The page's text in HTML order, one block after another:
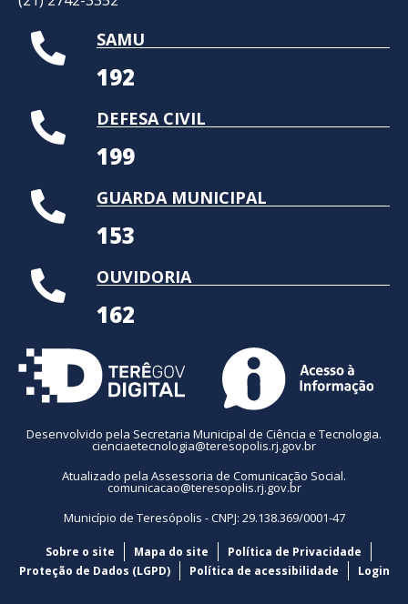
SAMU
192
DEFESA CIVIL
199
GUARDA MUNICIPAL
153
OUVIDORIA
162
Desenvolvido pela Secretaria Municipal de Ciência e Tecnologia.
cienciaetecnologia@teresopolis.rj.gov.br
Atualizado pela Assessoria de Comunicação Social.
comunicacao@teresopolis.rj.gov.br
Município de Teresópolis - CNPJ: 29.138.369/0001-47
Sobre o site Mapa do site
Política de Privacidade
Proteção de Dados (LGPD)
Política de acessibilidade Login